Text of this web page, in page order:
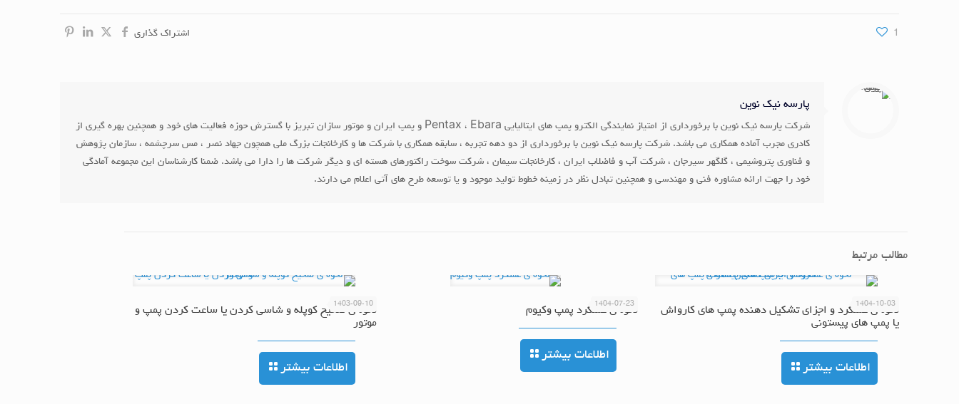
اشتراک گذاری 1
پارسه نیک نوین
شرکت پارسه نیک نوین با برخورداری از امتیاز نمایندگی الکترو پمپ های ایتالیایی Pentax ، Ebara و پمپ ایران و موتور سازان تبریز با گسترش حوزه فعالیت های خود و همچنین بهره گیری از
کادری مجرب آماده همکاری می باشد. شرکت پارسه نیک نوین با برخورداری از دو دهه تجربه ، سابقه همکاری با شرکت ها و کارخانجات بزرگ ملی همچون جهاد نصر ، مس سرچشمه ، سازمان پژوهش
و فناوری پتروشیمی ، گلگهر سیرجان ، شرکت آب و فاضلاب ایران ، کارخانجات سیمان ، شرکت سوخت راکتورهای هسته ای و دیگر شرکت ها را دارا می باشد. ضمنا کارشناسان این مجموعه آمادگی
خود را جهت ارائه مشاوره فنی و مهندسی و همچنین تبادل نظر در زمینه خطوط تولید موجود و یا توسعه طرح های آتی اعلام می دارند.
مطالب مرتبط
1404-10-03
نحوه ی عملکرد و اجزای تشکیل دهنده پمپ های کارواش
یا پمپ های پیستونی
اطلاعات بیشتر
1404-07-23
نحوه ی عملکرد پمپ وکیوم
اطلاعات بیشتر
1403-09-10
نحوه ی صحیح کوپله و شاسی کردن یا ساعت کردن پمپ و
موتور
اطلاعات بیشتر